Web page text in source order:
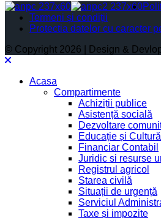
Termeni și condiții
Protectia datelor cu caracter
© Copyright 2026 | Design &
Acasa
Compartimente
Achiziții publice
Asistență socială
Dezvoltare
Educație și Cultură
Financiar Contabil
Juridic si resurse
Registrul agricol
Starea civilă
Situații de urgență
Serviciul
Taxe și impozite